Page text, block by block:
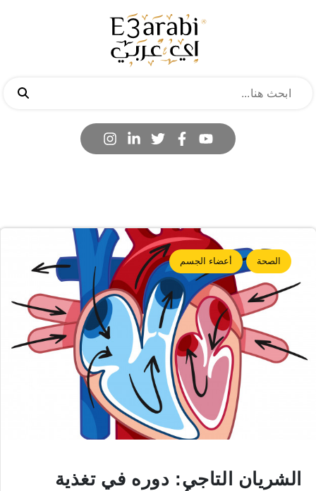
الصحة أعضاء الجسم
الشريان التاجي: دوره في تغذية